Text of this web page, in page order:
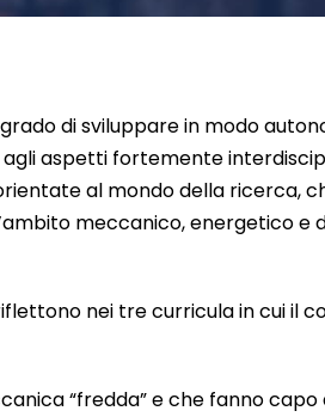
di sviluppare in modo
aspetti fortemente
al mondo della ricerca,
meccanico, energetico e
nei tre curricula in cui il
“fredda” e che fanno capo